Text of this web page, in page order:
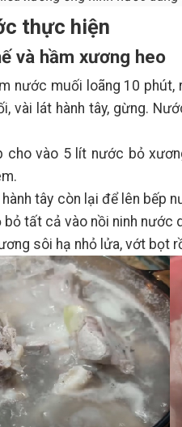
thực hiện
và hầm xương heo
nước muối loãng 10
vài lát hành tây, gừng.
cho vào 5 lít nước bỏ
hành tây còn lại để lên bếp
tất cả vào nồi ninh nước
sôi hạ nhỏ lửa, vớt bọt